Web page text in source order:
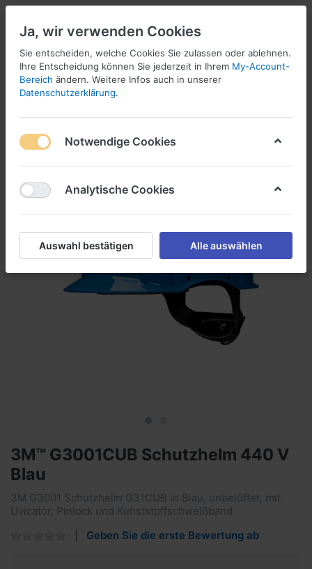
Menü Anmelden Vergleichen Wunschliste
1
3M™ G3001CUB Schutzhelm 440 V
Blau
3M G3001 Schutzhelm G31CUB in Blau, unbelüftet, mit
Uvicator, Pinlock und Kunststoffschweißband
Geben Sie die erste Bewertung ab
Ja, wir verwenden Cookies
Sie entscheiden, welche Cookies Sie zulassen oder ablehnen.
Ihre Entscheidung können Sie jederzeit in Ihrem My-Account-
Bereich ändern. Weitere Infos auch in unserer
Datenschutzerklärung.
Notwendige Cookies
Analytische Cookies
Auswahl bestätigen Alle auswählen